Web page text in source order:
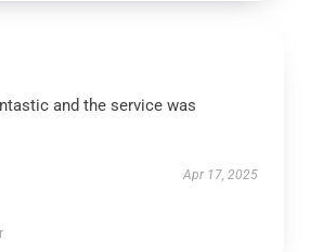
and the service was
Apr 17, 2025